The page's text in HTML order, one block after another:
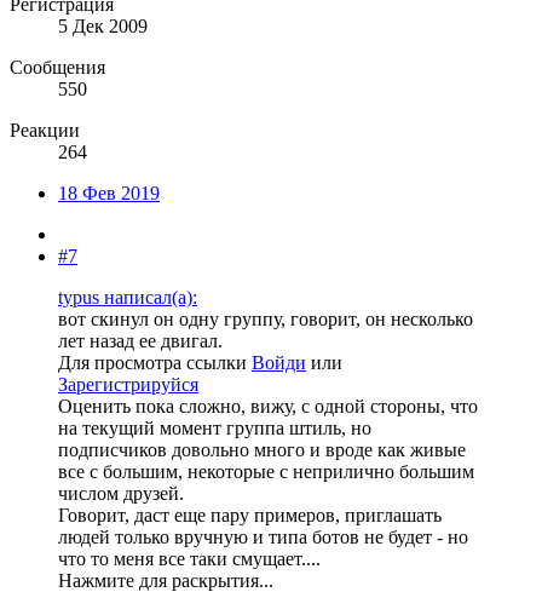
5 Дек 2009
Сообщения
550
Реакции
264
18 Фев 2019
#7
typus написал(а):
вот скинул он одну группу, говорит, он несколько
лет назад ее двигал.
Для просмотра ссылки Войди или
Зарегистрируйся
Оценить пока сложно, вижу, с одной стороны, что
на текущий момент группа штиль, но
подписчиков довольно много и вроде как живые
все с большим, некоторые с неприлично большим
числом друзей.
Говорит, даст еще пару примеров, приглашать
людей только вручную и типа ботов не будет - но
что то меня все таки смущает....
Нажмите для раскрытия...